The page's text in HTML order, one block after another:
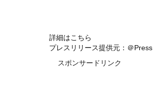
詳細はこちら
プレスリリース提供元：＠Press
スポンサードリンク